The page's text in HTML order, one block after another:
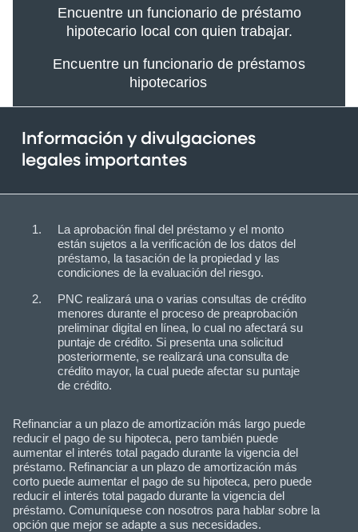
Encuentre un funcionario de préstamo
hipotecario local con quien trabajar.
Encuentre un funcionario de préstamos
hipotecarios
Información y divulgaciones
legales importantes
La aprobación final del préstamo y el monto
están sujetos a la verificación de los datos del
préstamo, la tasación de la propiedad y las
condiciones de la evaluación del riesgo.
PNC realizará una o varias consultas de crédito
menores durante el proceso de preaprobación
preliminar digital en línea, lo cual no afectará su
puntaje de crédito. Si presenta una solicitud
posteriormente, se realizará una consulta de
crédito mayor, la cual puede afectar su puntaje
de crédito.
Refinanciar a un plazo de amortización más largo puede
reducir el pago de su hipoteca, pero también puede
aumentar el interés total pagado durante la vigencia del
préstamo. Refinanciar a un plazo de amortización más
corto puede aumentar el pago de su hipoteca, pero puede
reducir el interés total pagado durante la vigencia del
préstamo. Comuníquese con nosotros para hablar sobre la
opción que mejor se adapte a sus necesidades.